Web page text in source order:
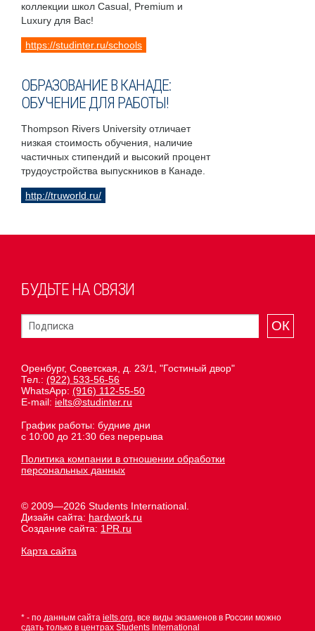
коллекции школ Casual, Premium и
Luxury для Вас!
https://studinter.ru/schools
ОБРАЗОВАНИЕ В КАНАДЕ:
ОБУЧЕНИЕ ДЛЯ РАБОТЫ!
Thompson Rivers University отличает
низкая стоимость обучения, наличие
частичных стипендий и высокий процент
трудоустройства выпускников в Канаде.
http://truworld.ru/
БУДЬТЕ НА СВЯЗИ
ОК
Оренбург, Советская, д. 23/1, "Гостиный двор"
Тел.: (922) 533-56-56
WhatsApp: (916) 112-55-50
E-mail: ielts@studinter.ru
График работы: будние дни
с 10:00 до 21:30 без перерыва
Политика компании в отношении обработки
персональных данных
© 2009—2026 Students International.
Дизайн сайта: hardwork.ru
Создание сайта: 1PR.ru
Карта сайта
* - по данным сайта ielts.org, все виды экзаменов в России можно
сдать только в центрах Students International